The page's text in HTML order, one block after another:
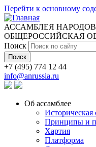
Перейти к основному
АССАМБЛЕЯ
ОБЩЕРОССИЙСКАЯ
Поиск
+7 (495) 774 12 44
info@anrussia.ru
Об ассамблее
Историческая
Принципы и
Хартия
Платформа